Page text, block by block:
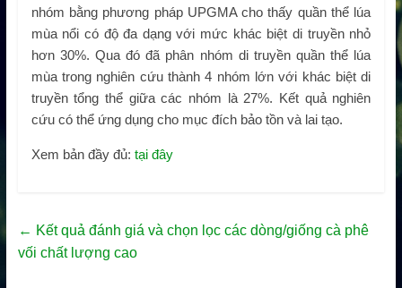
nhóm bằng phương pháp UPGMA cho thấy quần thể lúa
mùa nổi có độ đa dạng với mức khác biệt di truyền nhỏ
hơn 30%. Qua đó đã phân nhóm di truyền quần thể lúa
mùa trong nghiên cứu thành 4 nhóm lớn với khác biệt di
truyền tổng thể giữa các nhóm là 27%. Kết quả nghiên
cứu có thể ứng dụng cho mục đích bảo tồn và lai tạo.
Xem bản đầy đủ: tại đây
← Kết quả đánh giá và chọn lọc các dòng/giống cà phê
vối chất lượng cao